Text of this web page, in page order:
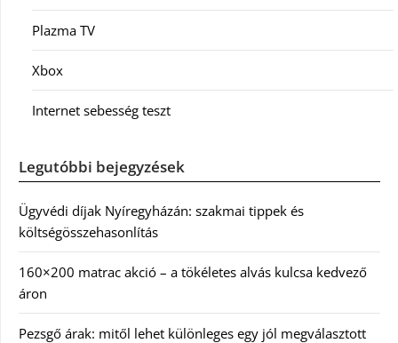
Plazma TV
Xbox
Internet sebesség teszt
Legutóbbi bejegyzések
Ügyvédi díjak Nyíregyházán: szakmai tippek és
költségösszehasonlítás
160×200 matrac akció – a tökéletes alvás kulcsa kedvező
áron
Pezsgő árak: mitől lehet különleges egy jól megválasztott